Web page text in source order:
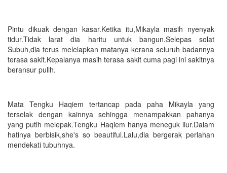
Pintu dikuak dengan kasar.Ketika itu,Mikayla masih nyenyak
tidur.Tidak larat dia haritu untuk bangun.Selepas solat
Subuh,dia terus melelapkan matanya kerana seluruh badannya
terasa sakit.Kepalanya masih terasa sakit cuma pagi ini sakitnya
beransur pulih.
Mata Tengku Haqiem tertancap pada paha Mikayla yang
terselak dengan kainnya sehingga menampakkan pahanya
yang putih melepak.Tengku Haqiem hanya meneguk liur.Dalam
hatinya berbisik,she's so beautiful.Lalu,dia bergerak perlahan
mendekati tubuhnya.